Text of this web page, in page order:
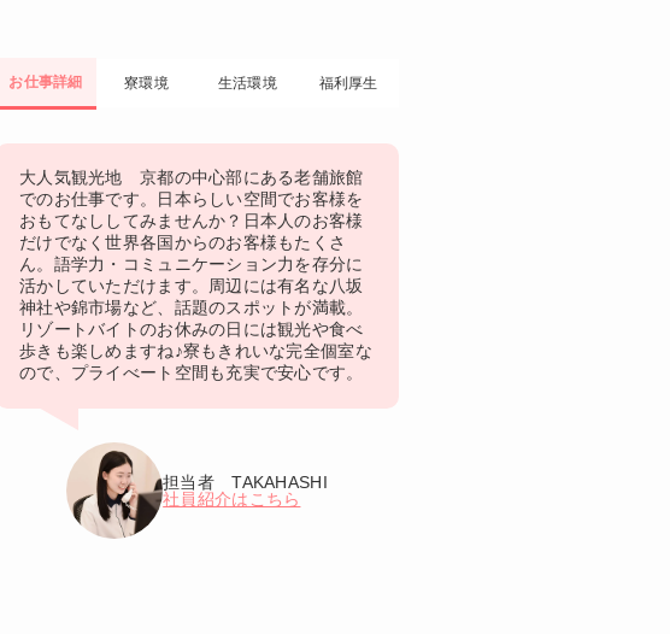
お仕事詳細 寮環境 生活環境 福利厚生
大人気観光地 京都の中心部にある老舗旅館
でのお仕事です。日本らしい空間でお客様を
おもてなししてみませんか？日本人のお客様
だけでなく世界各国からのお客様もたくさ
ん。語学力・コミュニケーション力を存分に
活かしていただけます。周辺には有名な八坂
神社や錦市場など、話題のスポットが満載。
リゾートバイトのお休みの日には観光や食べ
歩きも楽しめますね♪寮もきれいな完全個室な
ので、プライべート空間も充実で安心です。
担当者 TAKAHASHI
社員紹介はこちら